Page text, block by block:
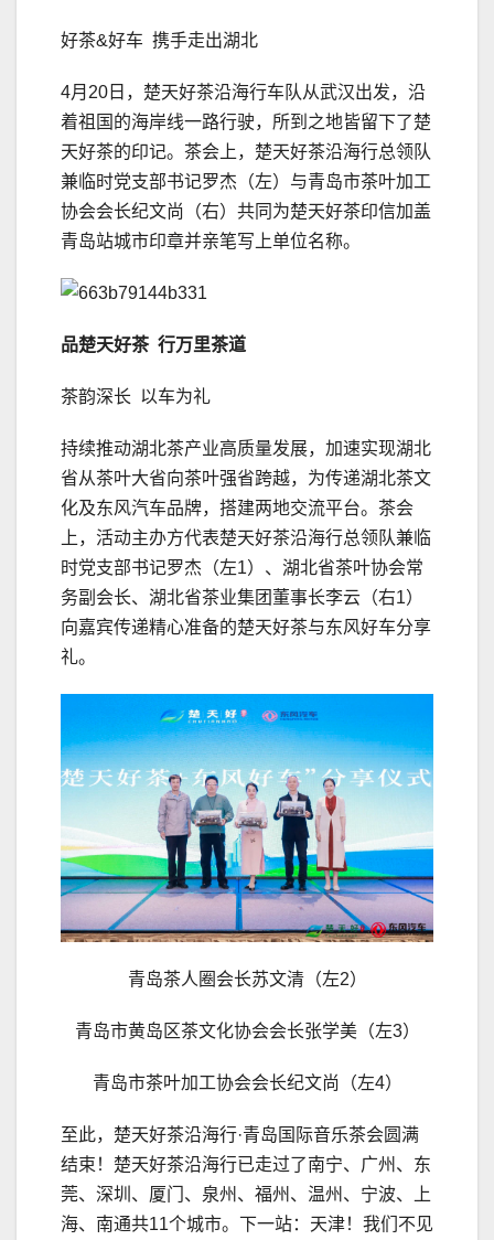
好茶&好车 携手走出湖北
4月20日，楚天好茶沿海行车队从武汉出发，沿
着祖国的海岸线一路行驶，所到之地皆留下了楚
天好茶的印记。茶会上，楚天好茶沿海行总领队
兼临时党支部书记罗杰（左）与青岛市茶叶加工
协会会长纪文尚（右）共同为楚天好茶印信加盖
青岛站城市印章并亲笔写上单位名称。
品楚天好茶 行万里茶道
茶韵深长 以车为礼
持续推动湖北茶产业高质量发展，加速实现湖北
省从茶叶大省向茶叶强省跨越，为传递湖北茶文
化及东风汽车品牌，搭建两地交流平台。茶会
上，活动主办方代表楚天好茶沿海行总领队兼临
时党支部书记罗杰（左1）、湖北省茶叶协会常
务副会长、湖北省茶业集团董事长李云（右1）
向嘉宾传递精心准备的楚天好茶与东风好车分享
礼。
青岛茶人圈会长苏文清（左2）
青岛市黄岛区茶文化协会会长张学美（左3）
青岛市茶叶加工协会会长纪文尚（左4）
至此，楚天好茶沿海行·青岛国际音乐茶会圆满
结束！楚天好茶沿海行已走过了南宁、广州、东
莞、深圳、厦门、泉州、福州、温州、宁波、上
海、南通共11个城市。下一站：天津！我们不见